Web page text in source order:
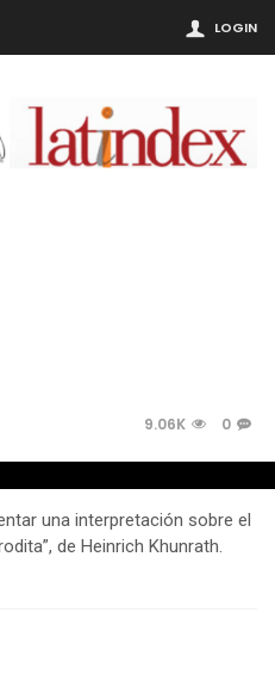
LOGIN
9.06K 0
una interpretación sobre el
de Heinrich Khunrath.